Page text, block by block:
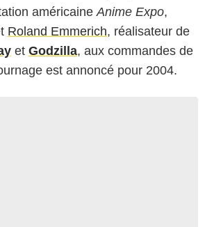
américaine Anime Expo,
Roland Emmerich, réalisateur de
et Godzilla, aux commandes de
est annoncé pour 2004.